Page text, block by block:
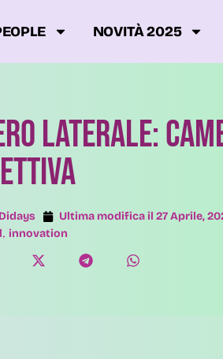
NOVITÀ 2025
Laterale:
Didays Ultima modifica il 27 Aprile,
, innovation